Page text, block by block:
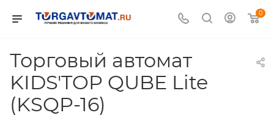
0
Торговый автомат
KIDS'TOP QUBE Lite
(KSQP-16)